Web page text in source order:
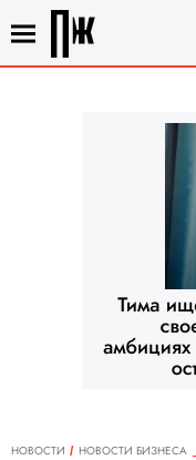
НОВОСТИ
НОВОСТИ БИЗНЕСА